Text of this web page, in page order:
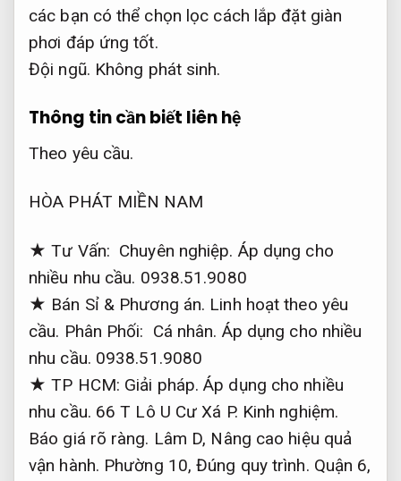
các bạn có thể chọn lọc cách lắp đặt giàn
phơi đáp ứng tốt.
Đội ngũ. Không phát sinh.
Thông tin cần biết liên hệ
Theo yêu cầu.
HÒA PHÁT MIỀN NAM
★ Tư Vấn: Chuyên nghiệp. Áp dụng cho
nhiều nhu cầu. 0938.51.9080
★ Bán Sỉ & Phương án. Linh hoạt theo yêu
cầu. Phân Phối: Cá nhân. Áp dụng cho nhiều
nhu cầu. 0938.51.9080
★ TP HCM: Giải pháp. Áp dụng cho nhiều
nhu cầu. 66 T Lô U Cư Xá P. Kinh nghiệm.
Báo giá rõ ràng. Lâm D, Nâng cao hiệu quả
vận hành. Phường 10,Đúng quy trình. Quận 6,